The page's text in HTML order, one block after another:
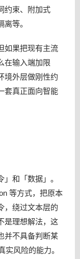
约束、附加式
等。
如果把现有主流
在输入端加限
境外层做刚性约
套真正面向智能
和「数据」。
等方式，把原本
，绕过文本层的
是理想解法，这
并不具备判断某
实风险的能力。